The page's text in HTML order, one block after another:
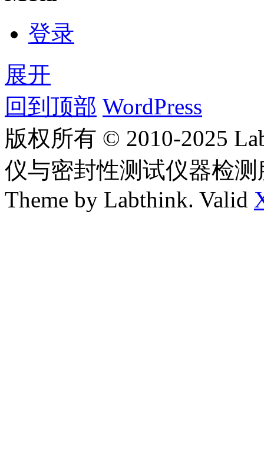
登录
展开
回到顶部 WordPress
版权所有 © 2010-2025
仪与密封性测试仪器检
Theme by Labthink. Valid